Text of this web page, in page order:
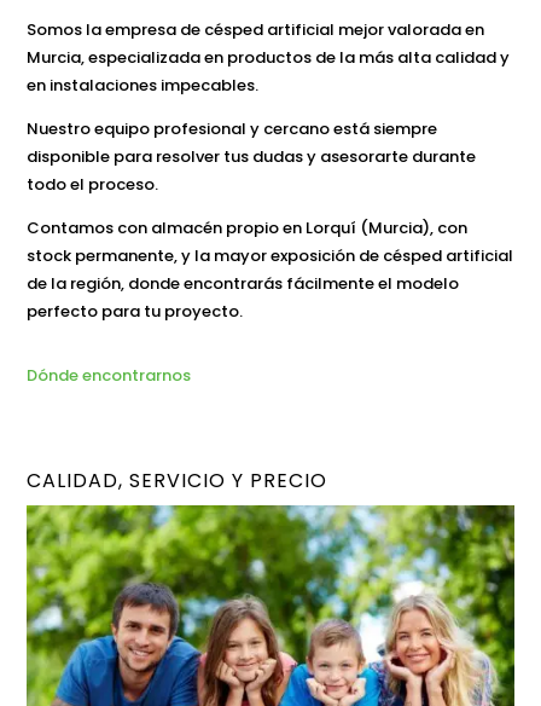
Somos la empresa de césped artificial mejor valorada en
Murcia, especializada en productos de la más alta calidad y
en instalaciones impecables.
Nuestro equipo profesional y cercano está siempre
disponible para resolver tus dudas y asesorarte durante
todo el proceso.
Contamos con almacén propio en Lorquí (Murcia), con
stock permanente, y la mayor exposición de césped artificial
de la región, donde encontrarás fácilmente el modelo
perfecto para tu proyecto.
Dónde encontrarnos
CALIDAD, SERVICIO Y PRECIO